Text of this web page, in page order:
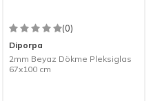
(0)
Diporpa
2mm Beyaz Dökme Pleksiglas
67x100 cm